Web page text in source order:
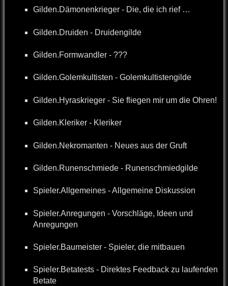
Gilden.Dämonenkrieger - Die, die ich rief …
Gilden.Druiden - Druidengilde
Gilden.Formwandler - ???
Gilden.Golemkultisten - Golemkultistengilde
Gilden.Hyraskrieger - Sie fliegen mir um die Ohren!
Gilden.Kleriker - Kleriker
Gilden.Nekromanten - Neues aus der Gruft
Gilden.Runenschmiede - Runenschmiedgilde
Spieler.Allgemeines - Allgemeine Diskussion
Spieler.Anregungen - Vorschläge, Ideen und
Anregungen
Spieler.Baumeister - Spieler, die mitbauen
Spieler.Betatests - Direktes Feedback zu laufenden
Betate